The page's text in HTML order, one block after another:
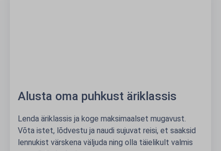
Alusta oma puhkust äriklassis
Lenda äriklassis ja koge maksimaalset mugavust.
Võta istet, lõdvestu ja naudi sujuvat reisi, et saaksid
lennukist värskena väljuda ning olla täielikult valmis